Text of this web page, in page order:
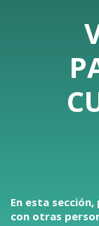
En esta
con otras